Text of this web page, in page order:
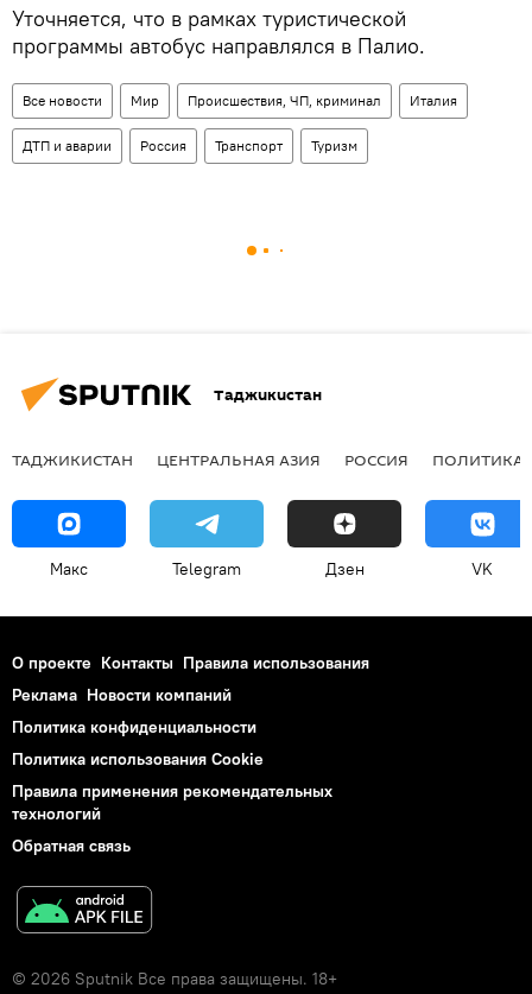
Уточняется, что в рамках туристической
программы автобус направлялся в Палио.
Все новости Мир Происшествия, ЧП, криминал Италия
ДТП и аварии Россия Транспорт Туризм
Таджикистан
ТАДЖИКИСТАН ЦЕНТРАЛЬНАЯ АЗИЯ РОССИЯ ПОЛИТИКА
Макс Telegram Дзен VK
О проекте Контакты Правила использования
Реклама Новости компаний
Политика конфиденциальности
Политика использования Cookie
Правила применения рекомендательных
технологий
Обратная связь
© 2026 Sputnik Все права защищены. 18+